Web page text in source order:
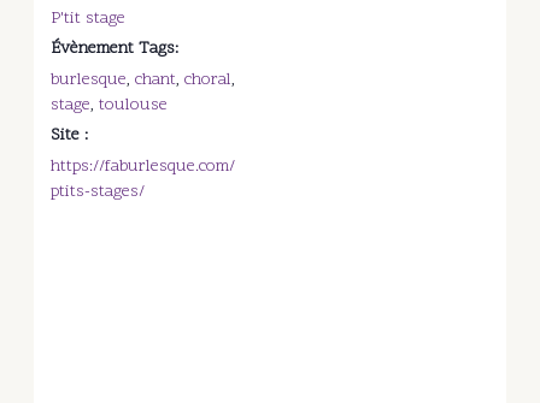
P'tit stage
Évènement Tags:
burlesque,chant,choral,
stage,toulouse
Site :
https://faburlesque.com/
ptits-stages/